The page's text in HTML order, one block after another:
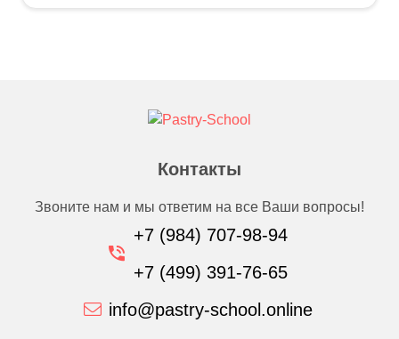
Контакты
Звоните нам и мы ответим на все Ваши вопросы!
+7 (984) 707-98-94
+7 (499) 391-76-65
info@pastry-school.online